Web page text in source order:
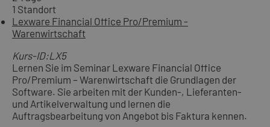
1 Standort
Lexware Financial Office Pro/Premium -
Warenwirtschaft
Kurs-ID:LX5
Lernen Sie im Seminar Lexware Financial Office
Pro/Premium – Warenwirtschaft die Grundlagen der
Software. Sie arbeiten mit der Kunden-, Lieferanten-
und Artikelverwaltung und lernen die
Auftragsbearbeitung von Angebot bis Faktura kennen.